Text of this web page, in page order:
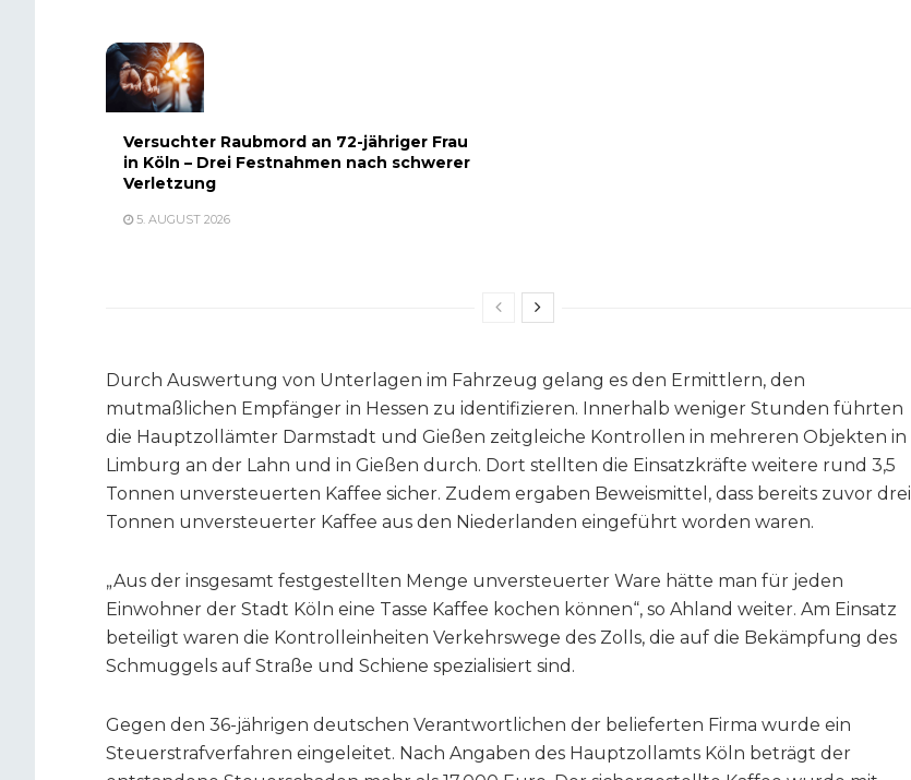
Versuchter Raubmord an 72-jähriger Frau
in Köln – Drei Festnahmen nach schwerer
Verletzung
5. AUGUST 2026
Durch Auswertung von Unterlagen im Fahrzeug gelang es den Ermittlern, den
mutmaßlichen Empfänger in Hessen zu identifizieren. Innerhalb weniger Stunden führten
die Hauptzollämter Darmstadt und Gießen zeitgleiche Kontrollen in mehreren Objekten in
Limburg an der Lahn und in Gießen durch. Dort stellten die Einsatzkräfte weitere rund 3,5
Tonnen unversteuerten Kaffee sicher. Zudem ergaben Beweismittel, dass bereits zuvor drei
Tonnen unversteuerter Kaffee aus den Niederlanden eingeführt worden waren.
„Aus der insgesamt festgestellten Menge unversteuerter Ware hätte man für jeden
Einwohner der Stadt Köln eine Tasse Kaffee kochen können“, so Ahland weiter. Am Einsatz
beteiligt waren die Kontrolleinheiten Verkehrswege des Zolls, die auf die Bekämpfung des
Schmuggels auf Straße und Schiene spezialisiert sind.
Gegen den 36-jährigen deutschen Verantwortlichen der belieferten Firma wurde ein
Steuerstrafverfahren eingeleitet. Nach Angaben des Hauptzollamts Köln beträgt der